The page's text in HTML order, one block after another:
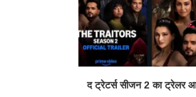
द ट्रेटर्स सीजन 2 का ट्रेलर